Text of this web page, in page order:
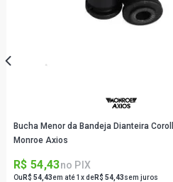
Bucha Menor da Bandeja Dianteira
Monroe Axios
R$ 54,43no PIX
Ou R$ 54,43em até 1x deR$ 54,43sem juros